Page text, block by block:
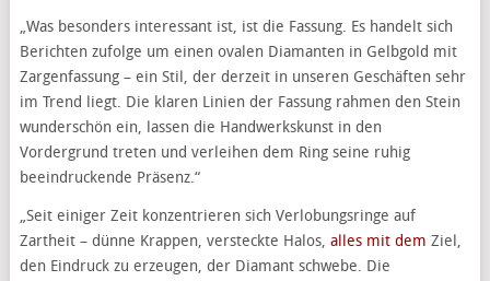
„Was besonders interessant ist, ist die Fassung. Es handelt sich
Berichten zufolge um einen ovalen Diamanten in Gelbgold mit
Zargenfassung – ein Stil, der derzeit in unseren Geschäften sehr
im Trend liegt. Die klaren Linien der Fassung rahmen den Stein
wunderschön ein, lassen die Handwerkskunst in den
Vordergrund treten und verleihen dem Ring seine ruhig
beeindruckende Präsenz.“
„Seit einiger Zeit konzentrieren sich Verlobungsringe auf
Zartheit – dünne Krappen, versteckte Halos, alles mit dem Ziel,
den Eindruck zu erzeugen, der Diamant schwebe. Die